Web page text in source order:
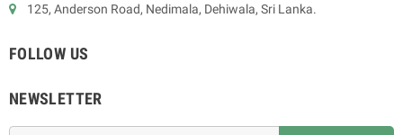
125, Anderson Road, Nedimala, Dehiwala, Sri Lanka.
FOLLOW US
NEWSLETTER